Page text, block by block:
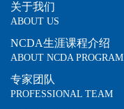
关于我们
ABOUT US
NCDA生涯课程介绍
ABOUT NCDA PROGRAM
专家团队
PROFESSIONAL TEAM